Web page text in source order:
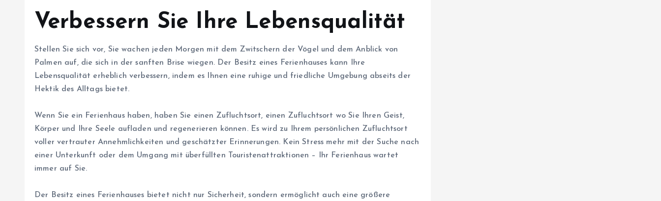
Verbessern Sie Ihre Lebensqualität
Stellen Sie sich vor, Sie wachen jeden Morgen mit dem Zwitschern der Vögel und dem Anblick von
Palmen auf, die sich in der sanften Brise wiegen. Der Besitz eines Ferienhauses kann Ihre
Lebensqualität erheblich verbessern, indem es Ihnen eine ruhige und friedliche Umgebung abseits der
Hektik des Alltags bietet.
Wenn Sie ein Ferienhaus haben, haben Sie einen Zufluchtsort, einen Zufluchtsort wo Sie Ihren Geist,
Körper und Ihre Seele aufladen und regenerieren können. Es wird zu Ihrem persönlichen Zufluchtsort
voller vertrauter Annehmlichkeiten und geschätzter Erinnerungen. Kein Stress mehr mit der Suche nach
einer Unterkunft oder dem Umgang mit überfüllten Touristenattraktionen – Ihr Ferienhaus wartet
immer auf Sie.
Der Besitz eines Ferienhauses bietet nicht nur Sicherheit, sondern ermöglicht auch eine größere